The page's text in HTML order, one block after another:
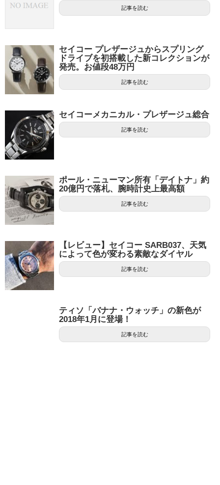
記事を読む
セイコー プレザージュからスプリング
ドライブを初搭載した新コレクションが
発売。お値段48万円
記事を読む
セイコーメカニカル・プレザージュ総合
記事を読む
ポール・ニューマン所有「デイトナ」約
20億円で落札、腕時計史上最高額
記事を読む
【レビュー】セイコー SARB037、天気
によって色が変わる素敵なダイヤル
記事を読む
ティソ「バナナ・ウォッチ」の新色が
2018年1月に登場！
記事を読む